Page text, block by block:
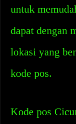
untuk
dapat dengan
lokasi yang
kode pos.
Kode pos